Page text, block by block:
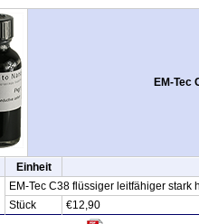
EM-Tec
Einheit
EM-Tec C38 flüssiger leitfähiger
Stück
€12,90